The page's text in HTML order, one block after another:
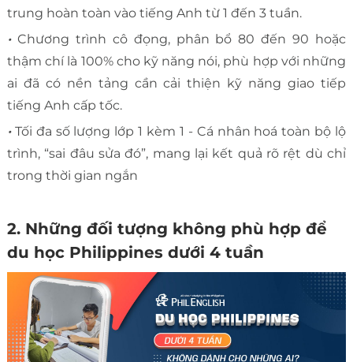
trung hoàn toàn vào tiếng Anh từ 1 đến 3 tuần.
• Chương trình cô đọng, phân bổ 80 đến 90 hoặc
thậm chí là 100% cho kỹ năng nói, phù hợp với những
ai đã có nền tảng cần cải thiện kỹ năng giao tiếp
tiếng Anh cấp tốc.
• Tối đa số lượng lớp 1 kèm 1 - Cá nhân hoá toàn bộ lộ
trình, “sai đâu sửa đó”, mang lại kết quả rõ rệt dù chỉ
trong thời gian ngắn
2. Những đối tượng không phù hợp để
du học Philippines dưới 4 tuần